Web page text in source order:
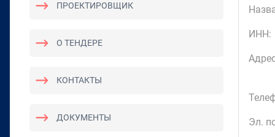
ПРОЕКТИРОВЩИК
О ТЕНДЕРЕ
КОНТАКТЫ
ДОКУМЕНТЫ
ИНН:
Эл.